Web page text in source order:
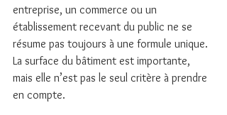
entreprise, un commerce ou un
établissement recevant du public ne se
résume pas toujours à une formule unique.
La surface du bâtiment est importante,
mais elle n’est pas le seul critère à prendre
en compte.